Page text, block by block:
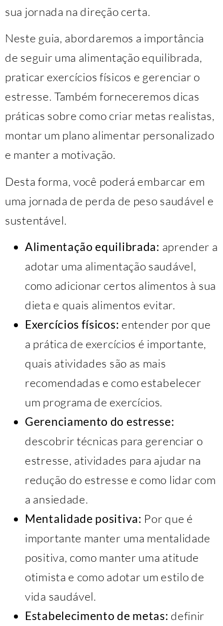
sua jornada na direção certa.
Neste guia, abordaremos a importância
de seguir uma alimentação equilibrada,
praticar exercícios físicos e gerenciar o
estresse. Também forneceremos dicas
práticas sobre como criar metas realistas,
montar um plano alimentar personalizado
e manter a motivação.
Desta forma, você poderá embarcar em
uma jornada de perda de peso saudável e
sustentável.
Alimentação equilibrada: aprender a
adotar uma alimentação saudável,
como adicionar certos alimentos à sua
dieta e quais alimentos evitar.
Exercícios físicos: entender por que
a prática de exercícios é importante,
quais atividades são as mais
recomendadas e como estabelecer
um programa de exercícios.
Gerenciamento do estresse:
descobrir técnicas para gerenciar o
estresse, atividades para ajudar na
redução do estresse e como lidar com
a ansiedade.
Mentalidade positiva: Por que é
importante manter uma mentalidade
positiva, como manter uma atitude
otimista e como adotar um estilo de
vida saudável.
Estabelecimento de metas: definir